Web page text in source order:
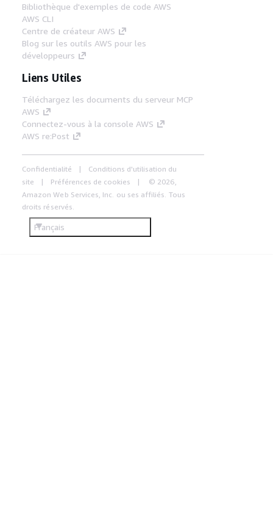
Bibliothèque d'exemples de code AWS
AWS CLI
Centre de créateur AWS
Blog sur les outils AWS pour les
développeurs
Liens Utiles
Téléchargez les documents du serveur MCP
AWS
Connectez-vous à la console AWS
AWS re:Post
Confidentialité
Conditions d'utilisation du
site
Préférences de cookies
© 2026,
Amazon Web Services, Inc. ou ses affiliés. Tous
droits réservés.
Français